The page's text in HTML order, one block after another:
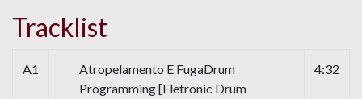
Tracklist
A1
Atropelamento E FugaDrum
Programming [Eletronic Drum
4:32